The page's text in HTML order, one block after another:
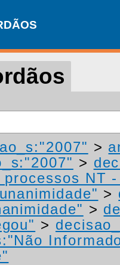
>
>
NT
>
>
>